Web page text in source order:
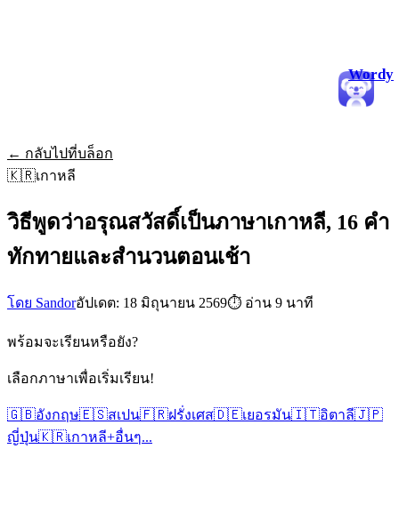
Wordy
← กลับไปที่บล็อก
🇰🇷เกาหลี
วิธีพูดว่าอรุณสวัสดิ์เป็นภาษาเกาหลี, 16 คำ
ทักทายและสำนวนตอนเช้า
โดย Sandorอัปเดต: 18 มิถุนายน 2569⏱ อ่าน 9 นาที
พร้อมจะเรียนหรือยัง?
เลือกภาษาเพื่อเริ่มเรียน!
🇬🇧อังกฤษ🇪🇸สเปน🇫🇷ฝรั่งเศส🇩🇪เยอรมัน🇮🇹อิตาลี🇯🇵
ญี่ปุ่น🇰🇷เกาหลี+อื่นๆ...